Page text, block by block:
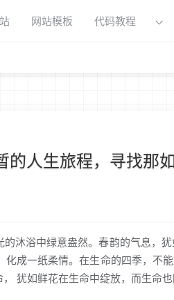
网站模板 代码教程
的人生旅程，寻找那
沐浴中绿意盎然。春韵的气息，
成一纸柔情。在生命的四季，不
犹如鲜花在生命中绽放，而生命也